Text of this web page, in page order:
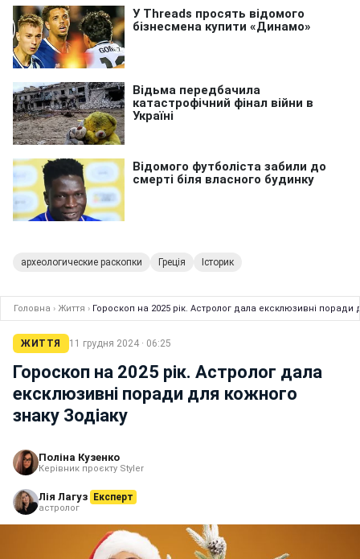
археологические раскопки Греція Історик
Головна › Життя › Гороскоп на 2025 рік. Астролог дала ексклюзивні поради
ЖИТТЯ 11 грудня 2024 · 06:25
Гороскоп на 2025 рік. Астролог дала
ексклюзивні поради для кожного
знаку Зодіаку
Поліна Кузенко
Керівник проєкту Styler
Лія Лагуз Експерт
астролог